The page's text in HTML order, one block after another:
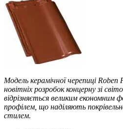
Модель керамічної черепиці
новітніх розробок концерну зі
відрізняється великим
профілем, що наділяють
стилем.